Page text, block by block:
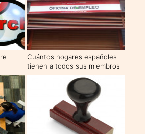
Cuántos hogares españoles
tienen a todos sus miembros
en paro